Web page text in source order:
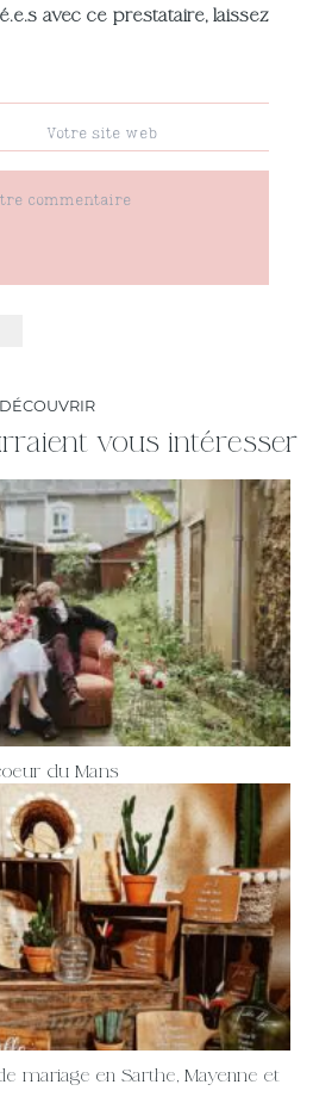
avec ce prestataire, laissez
DÉCOUVRIR
vous intéresser
du Mans
mariage en Sarthe, Mayenne et